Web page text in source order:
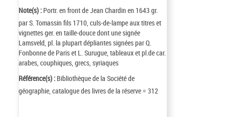
Note(s) : Portr. en front de Jean Chardin en 1643 gr.
par S. Tomassin fils 1710, culs-de-lampe aux titres et
vignettes ger. en taille-douce dont une signée
Lamsveld, pl. la plupart dépliantes signées par Q.
Fonbonne de Paris et L. Surugue, tableaux et pl.de car.
arabes, couphiques, grecs, syriaques
Référence(s) : Bibliothèque de la Société de
géographie, catalogue des livres de la réserve = 312